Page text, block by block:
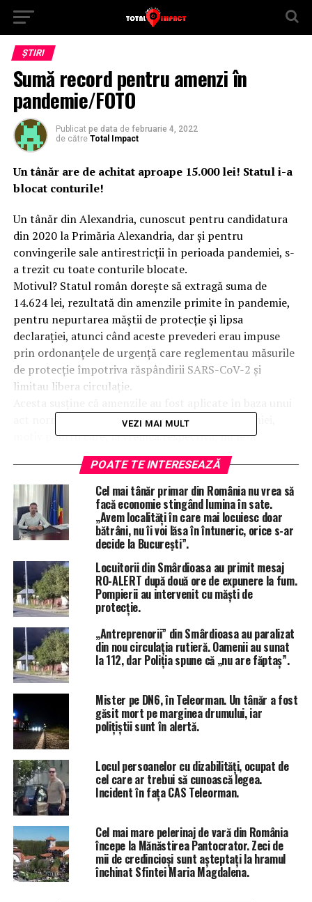
ȘTIRI
Sumă record pentru amenzi în
pandemie/FOTO
Publicat pe data de februarie 4, 2022
de către Total Impact
Un tânăr are de achitat aproape 15.000 lei! Statul i-a
blocat conturile!
Un tânăr din Alexandria, cunoscut pentru candidatura
din 2020 la Primăria Alexandria, dar și pentru
convingerile sale antirestricții în perioada pandemiei, s-
a trezit cu toate conturile blocate.
Motivul? Statul român dorește să extragă suma de
14.624 lei, rezultată din amenzile primite în pandemie,
pentru nepurtarea măștii de protecție și lipsa
declarației, atunci când aceste prevederi erau impuse
prin ordonanțele de urgență care reglementau măsurile
de protecție împotriva răspândirii SARS-CoV-2 și
limitau libera circulație.
act normativ care contravine Constituției României,
motiv pentru care, la vremea respectivă, nu le-a
contestat în instanță.
Cea mai mare dintre amenzi, în valoare de 10.000 lei, a
fost aplicată pentru lipsa semnăturii pe declarația care
ne permitea să ieșim din case după o anumita oră, fapt
care a dus la un dezechilibru evident între cuantum și
gravitatea faptei constatate.
ÎNTÂMPLĂRI RECERENTE ALEXANDRIA
AMENDA PANDEMIE
STIRI TELEORMAN
SUMA RECORD TOTAL IMPACT
Hoții de la Primăria Mîrzănești au spart seiful cu toporul
instituției, în timp ce polițiștii filau în altă parte/VIDEO
NU RATA
Hoții care au terorizat comuna Ciuperceni au fost prinși.
VEZI MAI MULT
POATE TE INTERESEAZĂ
Cel mai tânăr primar din România nu vrea să
facă economie stingând lumina în sate.
„Avem localități în care mai locuiesc doar
bătrâni, nu îi voi lăsa în întuneric, orice s-ar
decide la București”.
Locuitorii din Smârdioasa au primit mesaj
RO-ALERT după două ore de expunere la fum.
Pompierii au intervenit cu măști de
protecție.
„Antreprenorii” din Smârdioasa au paralizat
din nou circulația rutieră. Oamenii au sunat
la 112, dar Poliția spune că „nu are făptaș”.
Mister pe DN6, în Teleorman. Un tânăr a fost
găsit mort pe marginea drumului, iar
polițiștii sunt în alertă.
Locul persoanelor cu dizabilități, ocupat de
cel care ar trebui să cunoască legea.
Incident în fața CAS Teleorman.
Cel mai mare pelerinaj de vară din România
începe la Mănăstirea Pantocrator. Zeci de
mii de credincioși sunt așteptați la hramul
închinat Sfintei Maria Magdalena.